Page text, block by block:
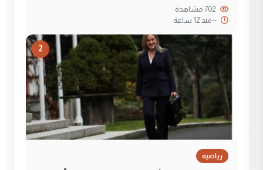
--منذ 12 ساعة
2
رياضية